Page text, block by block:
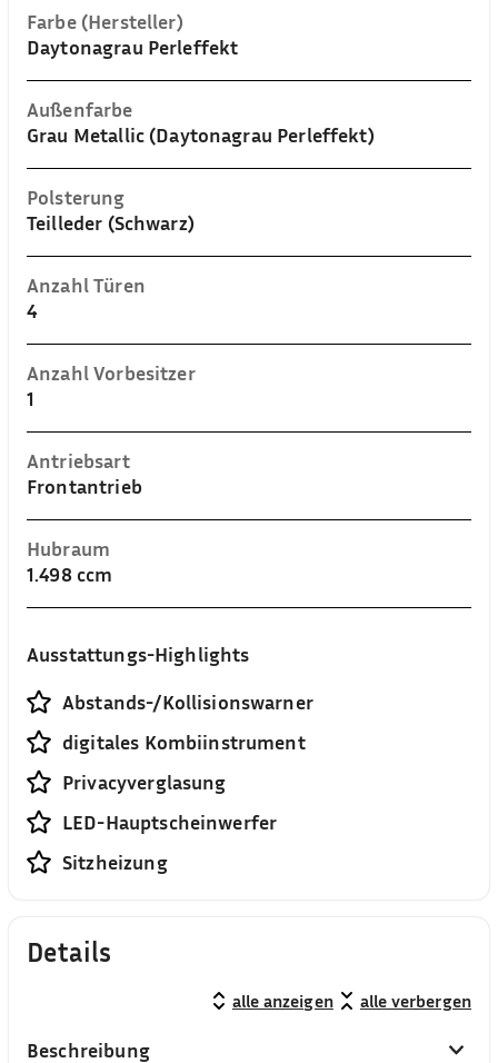
Farbe (Hersteller)
Daytonagrau Perleffekt
Außenfarbe
Grau Metallic (Daytonagrau Perleffekt)
Polsterung
Teilleder (Schwarz)
Anzahl Türen
4
Anzahl Vorbesitzer
1
Antriebsart
Frontantrieb
Hubraum
1.498 ccm
Ausstattungs-Highlights
Abstands-/Kollisionswarner
digitales Kombiinstrument
Privacyverglasung
LED-Hauptscheinwerfer
Sitzheizung
Details
alle anzeigen alle verbergen
Beschreibung